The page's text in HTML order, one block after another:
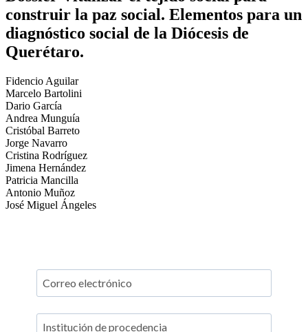
construir la paz social. Elementos para un
diagnóstico social de la Diócesis de
Querétaro.
Fidencio Aguilar
Marcelo Bartolini
Dario García
Andrea Munguía
Cristóbal Barreto
Jorge Navarro
Cristina Rodríguez
Jimena Hernández
Patricia Mancilla
Antonio Muñoz
José Miguel Ángeles